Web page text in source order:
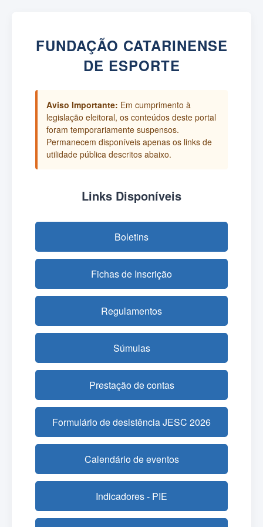
FUNDAÇÃO CATARINENSE
DE ESPORTE
Aviso Importante: Em cumprimento à
legislação eleitoral, os conteúdos deste portal
foram temporariamente suspensos.
Permanecem disponíveis apenas os links de
utilidade pública descritos abaixo.
Links Disponíveis
Boletins
Fichas de Inscrição
Regulamentos
Súmulas
Prestação de contas
Formulário de desistência JESC 2026
Calendário de eventos
Indicadores - PIE